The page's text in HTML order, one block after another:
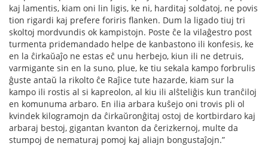
kaj lamentis, kiam oni lin ligis, ke ni, harditaj soldatoj, ne povis
tion rigardi kaj prefere foriris ﬂanken. Dum la ligado tiuj tri
skoltoj mordvundis ok kampistojn. Poste ĉe la vilaĝestro post
turmenta pridemandado helpe de kanbastono ili konfesis, ke
en la ĉirkaŭaĵo ne estas eĉ unu herbejo, kiun ili ne detruis,
varmigante sin en la suno, plue, ke tiu sekala kampo forbrulis
ĝuste antaŭ la rikolto ĉe Raĵice tute hazarde, kiam sur la
kampo ili rostis al si kapreolon, al kiu ili alŝteliĝis kun tranĉiloj
en komunuma arbaro. En ilia arbara kuŝejo oni trovis pli ol
kvindek kilogramojn da ĉirkaŭronĝitaj ostoj de kortbirdaro kaj
arbaraj bestoj, gigantan kvanton da ĉerizkernoj, multe da
stumpoj de nematuraj pomoj kaj aliajn bongustaĵojn.”